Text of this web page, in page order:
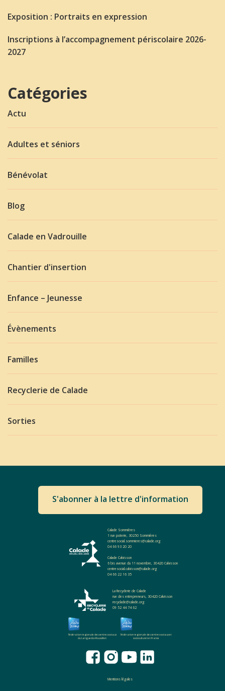
Exposition : Portraits en expression
Inscriptions à l’accompagnement périscolaire 2026-
2027
Catégories
Actu
Adultes et séniors
Bénévolat
Blog
Calade en Vadrouille
Chantier d'insertion
Enfance – Jeunesse
Évènements
Familles
Recyclerie de Calade
Sorties
S'abonner à la lettre d'information
Calade Sommières
1 rue poterie, 30250 Sommières
centresocial.sommieres@calade.org
04 66 93 20 20
Calade Calvisson
6 bis avenue du 11 novembre, 30420 Calvisson
centresocial.calvisson@calade.org
04 66 22 16 35
La Recyclerie de Calade
rue des entrepreneurs, 30420 Calvisson
recyclade@calade.org
09 52 44 74 62
Fédération regionale des centres sociaux
du Languedoc-Roussillon
Fédération regionale des centres sociaux et
socioculturel en France
Mentions légales